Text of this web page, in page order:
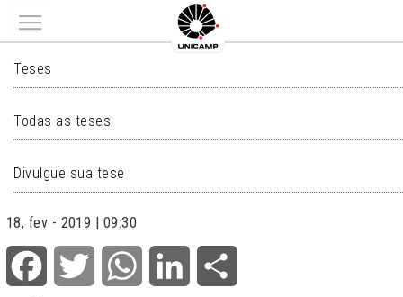
Main menu
TESES
Teses
Todas as teses
Divulgue sua tese
18, fev - 2019 | 09:30
Facebook Twitter WhatsApp LinkedIn